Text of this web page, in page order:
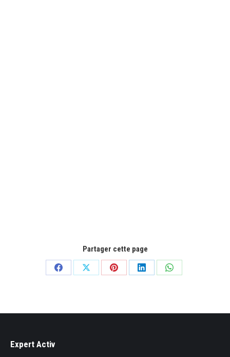
Partager cette page
PartagerPartagerPartagerPartagerPartager
Expert Activ